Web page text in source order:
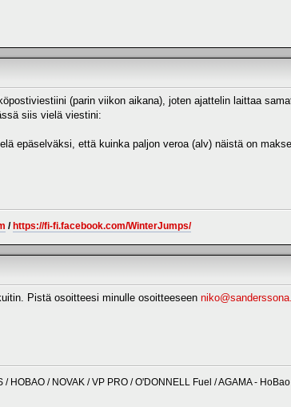
(parin viikon aikana), joten ajattelin laittaa
siis vielä viestini:
epäselväksi, että kuinka paljon veroa (alv) näistä on
/ https://fi-fi.facebook.com/WinterJumps/
Pistä osoitteesi minulle osoitteeseen
HOBAO / NOVAK / VP PRO / O'DONNELL Fuel / AGAMA -